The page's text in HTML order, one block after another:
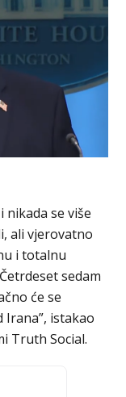
nikada se više
ali vjerovatno
i totalnu
sedam
će se
istakao
Truth Social.